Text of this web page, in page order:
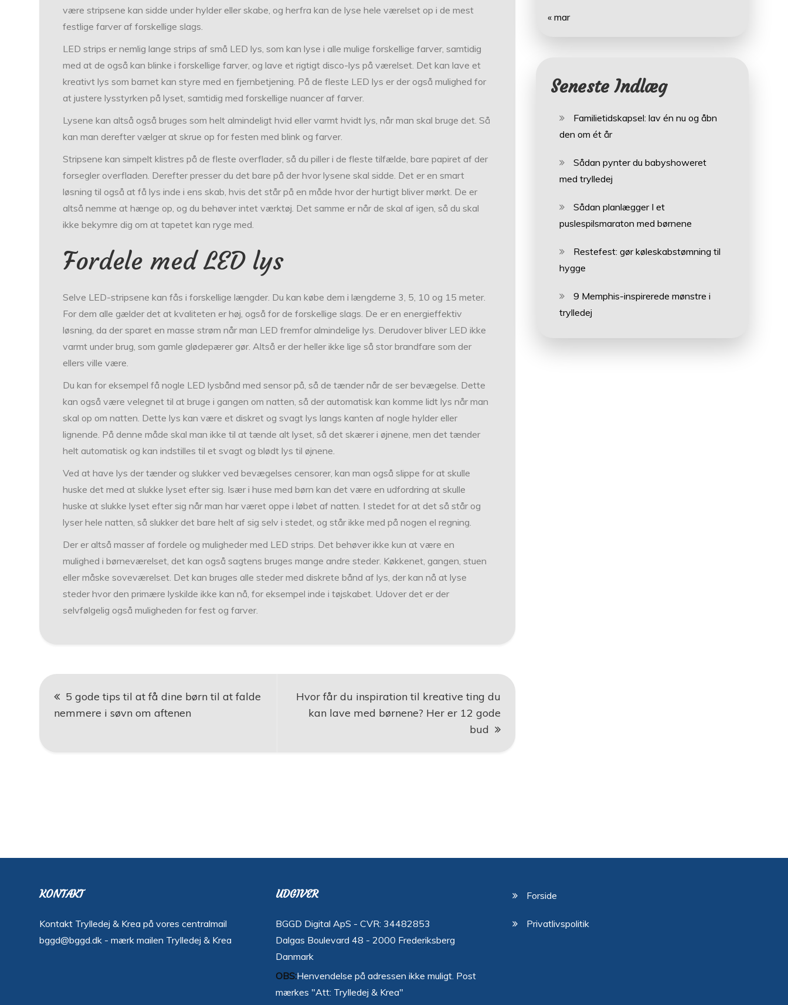
være stripsene kan sidde under hylder eller skabe, og herfra kan de lyse hele værelset op i de mest
festlige farver af forskellige slags.
LED strips er nemlig lange strips af små LED lys, som kan lyse i alle mulige forskellige farver, samtidig
med at de også kan blinke i forskellige farver, og lave et rigtigt disco-lys på værelset. Det kan lave et
kreativt lys som barnet kan styre med en fjernbetjening. På de fleste LED lys er der også mulighed for
at justere lysstyrken på lyset, samtidig med forskellige nuancer af farver.
Lysene kan altså også bruges som helt almindeligt hvid eller varmt hvidt lys, når man skal bruge det. Så
kan man derefter vælger at skrue op for festen med blink og farver.
Stripsene kan simpelt klistres på de fleste overflader, så du piller i de fleste tilfælde, bare papiret af der
forsegler overfladen. Derefter presser du det bare på der hvor lysene skal sidde. Det er en smart
løsning til også at få lys inde i ens skab, hvis det står på en måde hvor der hurtigt bliver mørkt. De er
altså nemme at hænge op, og du behøver intet værktøj. Det samme er når de skal af igen, så du skal
ikke bekymre dig om at tapetet kan ryge med.
Fordele med LED lys
Selve LED-stripsene kan fås i forskellige længder. Du kan købe dem i længderne 3, 5, 10 og 15 meter.
For dem alle gælder det at kvaliteten er høj, også for de forskellige slags. De er en energieffektiv
løsning, da der sparet en masse strøm når man LED fremfor almindelige lys. Derudover bliver LED ikke
varmt under brug, som gamle glødepærer gør. Altså er der heller ikke lige så stor brandfare som der
ellers ville være.
Du kan for eksempel få nogle LED lysbånd med sensor på, så de tænder når de ser bevægelse. Dette
kan også være velegnet til at bruge i gangen om natten, så der automatisk kan komme lidt lys når man
skal op om natten. Dette lys kan være et diskret og svagt lys langs kanten af nogle hylder eller
lignende. På denne måde skal man ikke til at tænde alt lyset, så det skærer i øjnene, men det tænder
helt automatisk og kan indstilles til et svagt og blødt lys til øjnene.
Ved at have lys der tænder og slukker ved bevægelses censorer, kan man også slippe for at skulle
huske det med at slukke lyset efter sig. Især i huse med børn kan det være en udfordring at skulle
huske at slukke lyset efter sig når man har været oppe i løbet af natten. I stedet for at det så står og
lyser hele natten, så slukker det bare helt af sig selv i stedet, og står ikke med på nogen el regning.
Der er altså masser af fordele og muligheder med LED strips. Det behøver ikke kun at være en
mulighed i børneværelset, det kan også sagtens bruges mange andre steder. Køkkenet, gangen, stuen
eller måske soveværelset. Det kan bruges alle steder med diskrete bånd af lys, der kan nå at lyse
steder hvor den primære lyskilde ikke kan nå, for eksempel inde i tøjskabet. Udover det er der
selvfølgelig også muligheden for fest og farver.
Indlægsnavigation
5 gode tips til at få dine børn til at falde
nemmere i søvn om aftenen
Hvor får du inspiration til kreative ting du
kan lave med børnene? Her er 12 gode
bud
« mar
Seneste Indlæg
Familietidskapsel: lav én nu og åbn
den om ét år
Sådan pynter du babyshoweret
med trylledej
Sådan planlægger I et
puslespilsmaraton med børnene
Restefest: gør køleskabstømning til
hygge
9 Memphis-inspirerede mønstre i
trylledej
KONTAKT
Kontakt Trylledej & Krea på vores centralmail
bggd@bggd.dk - mærk mailen Trylledej & Krea
UDGIVER
BGGD Digital ApS - CVR: 34482853
Dalgas Boulevard 48 - 2000 Frederiksberg
Danmark
OBS:Henvendelse på adressen ikke muligt. Post
mærkes "Att: Trylledej & Krea"
Forside
Privatlivspolitik